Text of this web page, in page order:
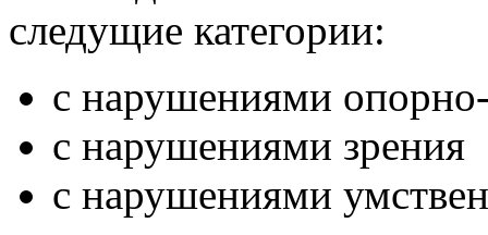
следущие категории:
с нарушениями опорно-
с нарушениями зрения
с нарушениями